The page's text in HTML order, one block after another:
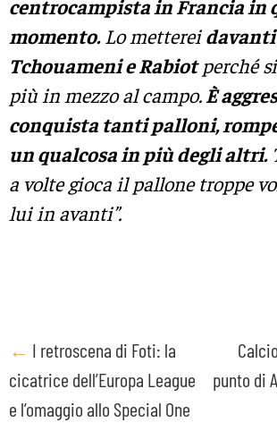
centrocampista in Francia in
momento.Lo mettereidavanti
Tchouameni e Rabiotperché
più in mezzo al campo.È
conquista tanti palloni,
un qualcosa in più degli altri.
a volte gioca il pallone troppe
lui in avanti”.
Post
navigation
← I retroscena di Foti: la
cicatrice dell’Europa League
e l’omaggio allo Special One
punto di